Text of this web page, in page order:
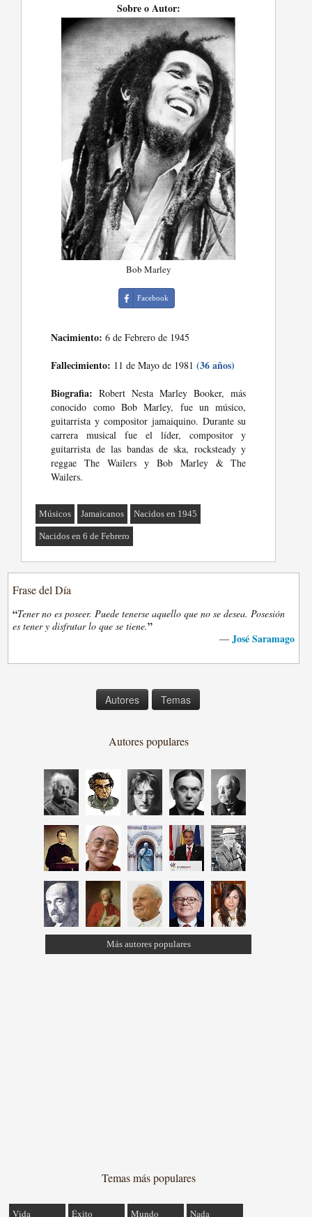
Sobre o Autor:
Bob Marley
Facebook
Nacimiento: 6 de Febrero de 1945
Fallecimiento: 11 de Mayo de 1981(36 años)
Biografia: Robert Nesta Marley Booker, más
conocido como Bob Marley, fue un músico,
guitarrista y compositor jamaiquino. Durante su
carrera musical fue el líder, compositor y
guitarrista de las bandas de ska, rocksteady y
reggae The Wailers y Bob Marley & The
Wailers.
Músicos Jamaicanos Nacidos en 1945
Nacidos en 6 de Febrero
Frase del Día
“Tener no es poseer. Puede tenerse aquello que no se desea. Posesión
es tener y disfrutar lo que se tiene.”
— José Saramago
Autores Temas
Autores populares
Más autores populares
Temas más populares
Vida Éxito Mundo Nada